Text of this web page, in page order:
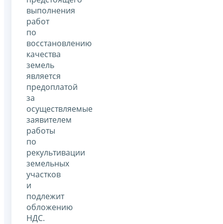
выполнения
работ
по
восстановлению
качества
земель
является
предоплатой
за
осуществляемые
заявителем
работы
по
рекультивации
земельных
участков
и
подлежит
обложению
НДС.